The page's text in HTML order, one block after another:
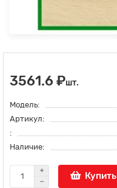
3561.6 ₽шт.
Модель:
Артикул:
:
Наличие:
Купить